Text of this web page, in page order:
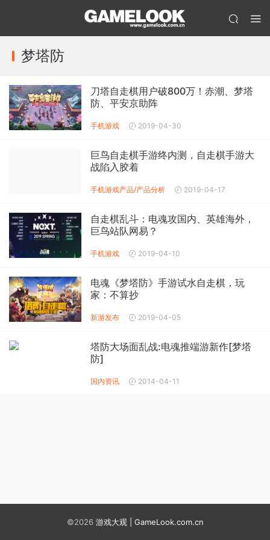
梦塔防
刀塔自走棋用户破800万！赤潮、梦塔
防、平安京助阵
手机游戏 2019-04-30
巨鸟自走棋手游终内测，自走棋手游大
战陷入胶着
手机游戏产品/产品分析 2019-04-17
自走棋乱斗：电魂攻国内、英雄海外，
巨鸟站队网易？
手机游戏 2019-04-10
电魂《梦塔防》手游试水自走棋，玩
家：不算抄
新游发布 2019-04-05
塔防大场面乱战:电魂推端游新作[梦塔
防]
国内资讯 2014-04-11
©2026 游戏大观 | GameLook.com.cn